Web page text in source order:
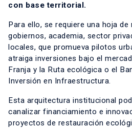
con base territorial.
Para ello, se requiere una hoja
gobiernos, academia, sector
locales, que promueva pilotos
atraiga inversiones bajo el
Franja y la Ruta ecológica o el
Inversión en Infraestructura.
Esta arquitectura institucional
canalizar financiamiento e
proyectos de restauración